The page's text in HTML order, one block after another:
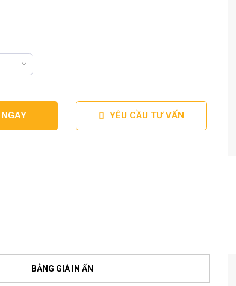
YÊU CẦU TƯ VẤN
BẢNG GIÁ IN ẤN